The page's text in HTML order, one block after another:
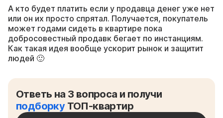
А кто будет платить если у продавца денег уже нет
или он их просто спрятал. Получается, покупатель
может годами сидеть в квартире пока
добросовестный продавк бегает по инстанциям.
Как такая идея вообще ускорит рынок и защитит
людей 🙂
Ответь на 3 вопроса и получи
подборкуТОП-квартир